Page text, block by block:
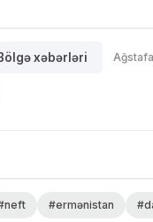
xəbərləri Ağstafa
#ermənistan